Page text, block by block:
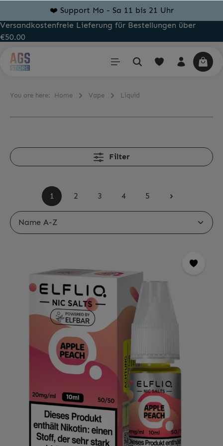
🚀 Versand innerhalb 24 Stunden
Versandkostenfreie Lieferung für Bestellungen über
€50.00
You are here: Home Vape Liquid
Filter
1 2 3 4 5